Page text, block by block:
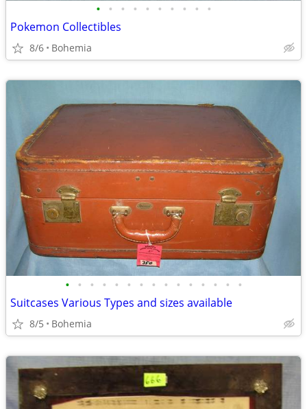
• • • • • • • • • •
Pokemon Collectibles
8/6 Bohemia
• • • • • • • • • • • • • • •
Suitcases Various Types and sizes available
8/5 Bohemia